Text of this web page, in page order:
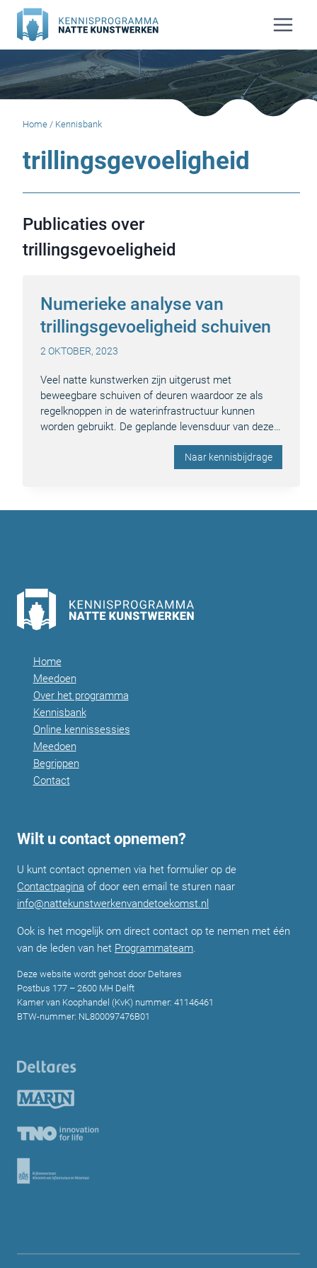
Doorgaan
naar
inhoud
Home / Kennisbank
trillingsgevoeligheid
Publicaties over
trillingsgevoeligheid
Numerieke analyse van
trillingsgevoeligheid schuiven
2 OKTOBER, 2023
Veel natte kunstwerken zijn uitgerust met
beweegbare schuiven of deuren waardoor ze als
regelknoppen in de waterinfrastructuur kunnen
worden gebruikt. De geplande levensduur van deze…
Naar kennisbijdrage
Home
Meedoen
Over het programma
Kennisbank
Online kennissessies
Meedoen
Begrippen
Contact
Wilt u contact opnemen?
U kunt contact opnemen via het formulier op de
Contactpagina of door een email te sturen naar
info@nattekunstwerkenvandetoekomst.nl
Ook is het mogelijk om direct contact op te nemen met één
van de leden van het Programmateam.
Deze website wordt gehost door Deltares
Postbus 177 – 2600 MH Delft
Kamer van Koophandel (KvK) nummer: 41146461
BTW-nummer: NL800097476B01